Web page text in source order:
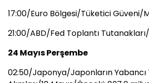
17:00/Euro Bölgesi/Tüketici Güveni/
21:00/ABD/Fed Toplantı
24 Mayıs Perşembe
02:50/Japonya/Japonların Yabancı